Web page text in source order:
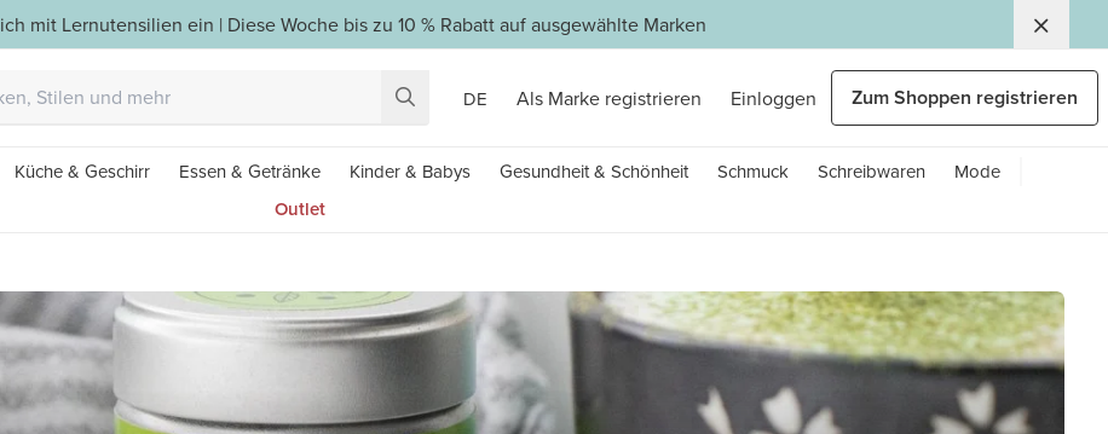
mit Lernutensilien ein | Diese Woche bis zu 10 % Rabatt auf ausgewählte Marken
DE Als Marke registrieren Einloggen Zum Shoppen registrieren
Küche & Geschirr Essen & Getränke Kinder & Babys Gesundheit & Schönheit Schmuck Schreibwaren
Mode
Outlet